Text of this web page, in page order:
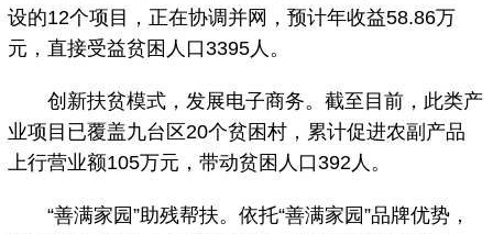
设的12个项目，正在协调并网，预计年收益58.86万
元，直接受益贫困人口3395人。
创新扶贫模式，发展电子商务。截至目前，此类产
业项目已覆盖九台区20个贫困村，累计促进农副产品
上行营业额105万元，带动贫困人口392人。
“善满家园”助残帮扶。依托“善满家园”品牌优势，